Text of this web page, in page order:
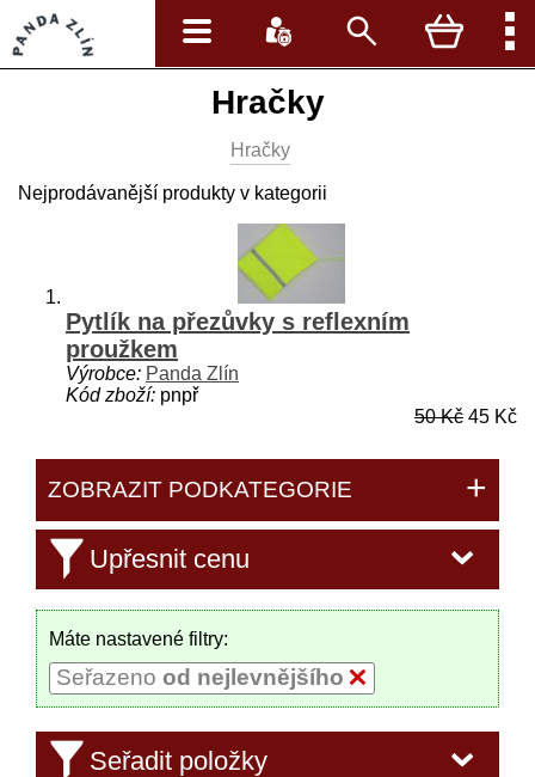
Hračky
Hračky
Nejprodávanější produkty v kategorii
Pytlík na přezůvky s reflexním
proužkem
Výrobce: Panda Zlín
Kód zboží: pnpř
50 Kč 45 Kč
ZOBRAZIT PODKATEGORIE
Upřesnit cenu
Máte nastavené filtry:
Seřazeno od nejlevnějšího
Seřadit položky